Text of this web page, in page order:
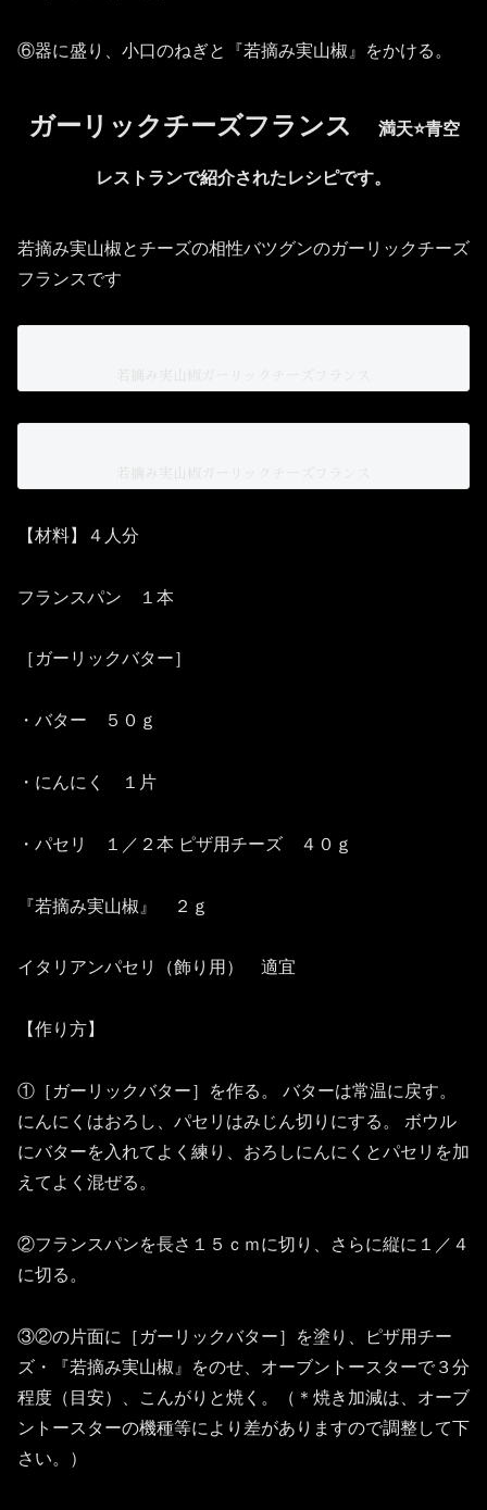
⑥器に盛り、小口のねぎと『若摘み実山椒』をかける。
ガーリックチーズフランス
満天⭐️青空
レストランで紹介されたレシピです。
若摘み実山椒とチーズの相性バツグンのガーリックチーズ
フランスです
【材料】４人分
フランスパン １本
［ガーリックバター］
・バター ５０ｇ
・にんにく １片
・パセリ １／２本 ピザ用チーズ ４０ｇ
『若摘み実山椒』 ２ｇ
イタリアンパセリ（飾り用） 適宜
【作り方】
①［ガーリックバター］を作る。 バターは常温に戻す。
にんにくはおろし、パセリはみじん切りにする。 ボウル
にバターを入れてよく練り、おろしにんにくとパセリを加
えてよく混ぜる。
②フランスパンを長さ１５ ｃｍに切り、さらに縦に１／４
に切る。
③②の片面に［ガーリックバター］を塗り、ピザ用チー
ズ・『若摘み実山椒』をのせ、オーブントースターで３分
程度（目安）、こんがりと焼く。（＊焼き加減は、オーブ
ントースターの機種等により差がありますので調整して下
さい。）